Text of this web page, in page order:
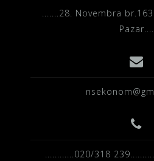
.......28. Novembra
Pazar....
............020/318